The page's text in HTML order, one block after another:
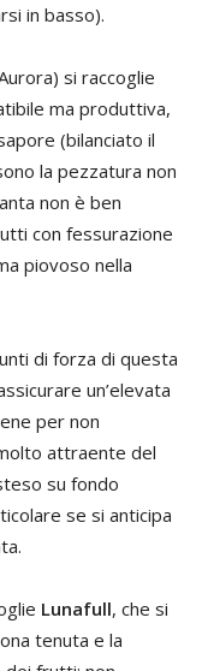
in basso).
si raccoglie
ma produttiva,
(bilanciato il
la pezzatura non
non è ben
con fessurazione
piovoso nella
di forza di questa
un’elevata
per non
attraente del
su fondo
se si anticipa
Lunafull, che si
tenuta e la